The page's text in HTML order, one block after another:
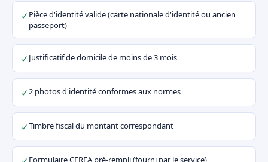
✓ Pièce d'identité valide (carte nationale d'identité ou ancien
passeport)
✓Justificatif de domicile de moins de 3 mois
✓2 photos d'identité conformes aux normes
✓Timbre fiscal du montant correspondant
Formulaire CERFA pré-rempli (fourni par le service)